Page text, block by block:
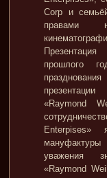
Corp и
правами
прошлого
«Raymond
Enterpises»
уважения
«Raymond